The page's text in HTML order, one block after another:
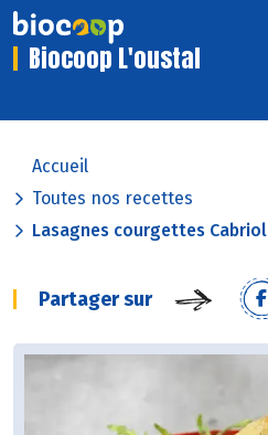
Biocoop L'oustal
Accueil
Toutes nos recettes
Lasagnes courgettes Cabriol
Partager sur